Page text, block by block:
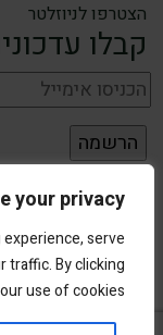
your privacy
serve
traffic. By clicking
use of cookies.
הצטרפו לניוזלטר
קבלו